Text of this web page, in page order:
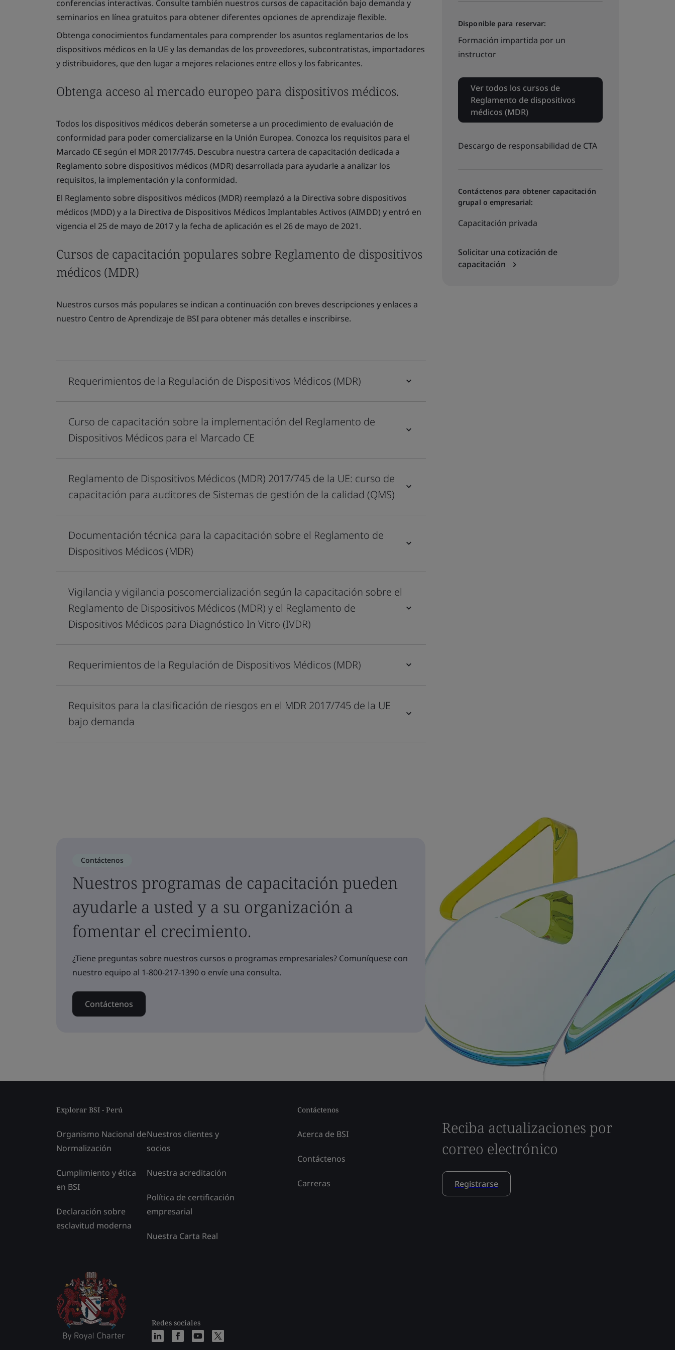
Disponible para reservar:
Formación impartida por un
instructor
Ver todos los cursos de
Reglamento de dispositivos
médicos (MDR)
Descargo de responsabilidad de CTA
Contáctenos para obtener capacitación
grupal o empresarial:
Capacitación privada
Solicitar una cotización de
capacitación
conferencias interactivas. Consulte también nuestros cursos de capacitación bajo demanda y
seminarios en línea gratuitos para obtener diferentes opciones de aprendizaje flexible.
Obtenga conocimientos fundamentales para comprender los asuntos reglamentarios de los
dispositivos médicos en la UE y las demandas de los proveedores, subcontratistas, importadores
y distribuidores, que den lugar a mejores relaciones entre ellos y los fabricantes.
Obtenga acceso al mercado europeo para dispositivos médicos.
Todos los dispositivos médicos deberán someterse a un procedimiento de evaluación de
conformidad para poder comercializarse en la Unión Europea. Conozca los requisitos para el
Marcado CE según el MDR 2017/745. Descubra nuestra cartera de capacitación dedicada a
Reglamento sobre dispositivos médicos (MDR) desarrollada para ayudarle a analizar los
requisitos, la implementación y la conformidad.
El Reglamento sobre dispositivos médicos (MDR) reemplazó a la Directiva sobre dispositivos
médicos (MDD) y a la Directiva de Dispositivos Médicos Implantables Activos (AIMDD) y entró en
vigencia el 25 de mayo de 2017 y la fecha de aplicación es el 26 de mayo de 2021.
Cursos de capacitación populares sobre Reglamento de dispositivos
médicos (MDR)
Nuestros cursos más populares se indican a continuación con breves descripciones y enlaces a
nuestro Centro de Aprendizaje de BSI para obtener más detalles e inscribirse.
Requerimientos de la Regulación de Dispositivos Médicos (MDR)
Curso de capacitación sobre la implementación del Reglamento de
Dispositivos Médicos para el Marcado CE
Reglamento de Dispositivos Médicos (MDR) 2017/745 de la UE: curso de
capacitación para auditores de Sistemas de gestión de la calidad (QMS)
Documentación técnica para la capacitación sobre el Reglamento de
Dispositivos Médicos (MDR)
Vigilancia y vigilancia poscomercialización según la capacitación sobre el
Reglamento de Dispositivos Médicos (MDR) y el Reglamento de
Dispositivos Médicos para Diagnóstico In Vitro (IVDR)
Requerimientos de la Regulación de Dispositivos Médicos (MDR)
Requisitos para la clasificación de riesgos en el MDR 2017/745 de la UE
bajo demanda
Contáctenos
Nuestros programas de capacitación pueden
ayudarle a usted y a su organización a
fomentar el crecimiento.
¿Tiene preguntas sobre nuestros cursos o programas empresariales? Comuníquese con
nuestro equipo al 1-800-217-1390 o envíe una consulta.
Contáctenos
Explorar BSI - Perú
Organismo Nacional de
Normalización
Cumplimiento y ética
en BSI
Declaración sobre
esclavitud moderna
Nuestros clientes y
socios
Nuestra acreditación
Política de certificación
empresarial
Nuestra Carta Real
Redes sociales
Contáctenos
Acerca de BSI
Contáctenos
Carreras
Reciba actualizaciones por
correo electrónico
Registrarse